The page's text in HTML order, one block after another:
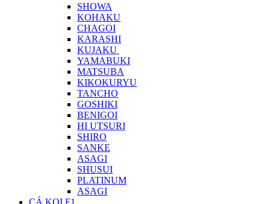
SHOWA
KOHAKU
CHAGOI
KARASHI
KUJAKU
YAMABUKI
MATSUBA
KIKOKURYU
TANCHO
GOSHIKI
BENIGOI
HI UTSURI
SHIRO
SANKE
ASAGI
SHUSUI
PLATINUM
ASAGI
CÁ KOI F1